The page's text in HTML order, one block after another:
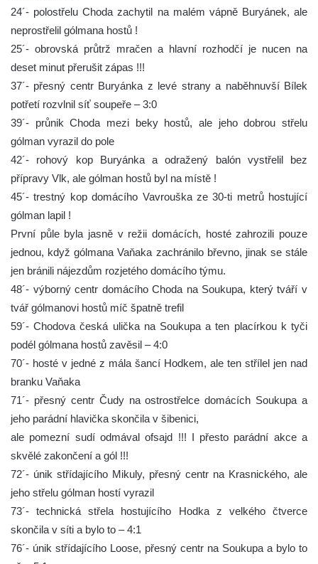
24´- polostřelu Choda zachytil na malém vápně Buryánek, ale
neprostřelil gólmana hostů !
25´- obrovská průtrž mračen a hlavní rozhodčí je nucen na
deset minut přerušit zápas !!!
37´- přesný centr Buryánka z levé strany a naběhnuvší Bílek
potřetí rozvlnil síť soupeře – 3:0
39´- průnik Choda mezi beky hostů, ale jeho dobrou střelu
gólman vyrazil do pole
42´- rohový kop Buryánka a odražený balón vystřelil bez
přípravy Vlk, ale gólman hostů byl na místě !
45´- trestný kop domácího Vavrouška ze 30-ti metrů hostující
gólman lapil !
První půle byla jasně v režii domácích, hosté zahrozili pouze
jednou, když gólmana Vaňaka zachránilo břevno, jinak se stále
jen bránili nájezdům rozjetého domácího týmu.
48´- výborný centr domácího Choda na Soukupa, který tváří v
tvář gólmanovi hostů míč špatně trefil
59´- Chodova česká ulička na Soukupa a ten placírkou k tyči
podél gólmana hostů zavěsil – 4:0
70´- hosté v jedné z mála šancí Hodkem, ale ten střílel jen nad
branku Vaňaka
71´- přesný centr Čudy na ostrostřelce domácích Soukupa a
jeho parádní hlavička skončila v šibenici,
ale pomezní sudí odmával ofsajd !!! I přesto parádní akce a
skvělé zakončení a gól !!!
72´- únik střídajícího Mikuly, přesný centr na Krasnického, ale
jeho střelu gólman hostí vyrazil
73´- technická střela hostujícího Hodka z velkého čtverce
skončila v síti a bylo to – 4:1
76´- únik střídajícího Loose, přesný centr na Soukupa a bylo to